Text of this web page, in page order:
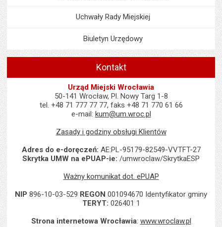
Uchwały Rady Miejskiej
Biuletyn Urzędowy
Kontakt
Urząd Miejski Wrocławia
50-141 Wrocław, Pl. Nowy Targ 1-8
tel. +48 71 777 77 77, faks +48 71 770 61 66
e-mail: kum@um.wroc.pl
Zasady i godziny obsługi Klientów
Adres do e-doręczeń: AE:PL-95179-82549-VVTFT-27
Skrytka UMW na ePUAP-ie: /umwroclaw/SkrytkaESP
Ważny komunikat dot. ePUAP
NIP 896-10-03-529 REGON 001094670 Identyfikator gminy
TERYT: 026401 1
Strona internetowa Wrocławia: www.wroclaw.pl